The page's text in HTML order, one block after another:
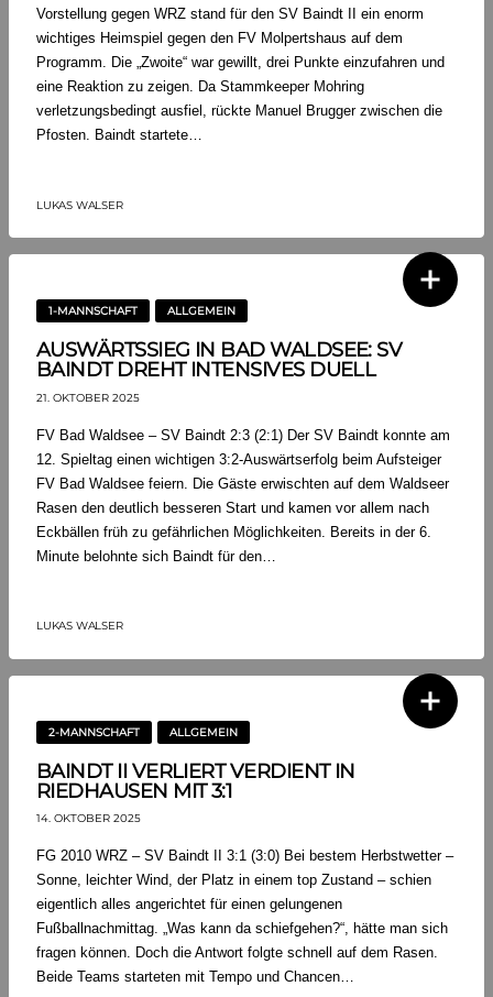
Vorstellung gegen WRZ stand für den SV Baindt II ein enorm
wichtiges Heimspiel gegen den FV Molpertshaus auf dem
Programm. Die „Zwoite“ war gewillt, drei Punkte einzufahren und
eine Reaktion zu zeigen. Da Stammkeeper Mohring
verletzungsbedingt ausfiel, rückte Manuel Brugger zwischen die
Pfosten. Baindt startete…
LUKAS WALSER
1-MANNSCHAFT ALLGEMEIN
AUSWÄRTSSIEG IN BAD WALDSEE: SV
BAINDT DREHT INTENSIVES DUELL
21. OKTOBER 2025
FV Bad Waldsee – SV Baindt 2:3 (2:1) Der SV Baindt konnte am
12. Spieltag einen wichtigen 3:2-Auswärtserfolg beim Aufsteiger
FV Bad Waldsee feiern. Die Gäste erwischten auf dem Waldseer
Rasen den deutlich besseren Start und kamen vor allem nach
Eckbällen früh zu gefährlichen Möglichkeiten. Bereits in der 6.
Minute belohnte sich Baindt für den…
LUKAS WALSER
2-MANNSCHAFT ALLGEMEIN
BAINDT II VERLIERT VERDIENT IN
RIEDHAUSEN MIT 3:1
14. OKTOBER 2025
FG 2010 WRZ – SV Baindt II 3:1 (3:0) Bei bestem Herbstwetter –
Sonne, leichter Wind, der Platz in einem top Zustand – schien
eigentlich alles angerichtet für einen gelungenen
Fußballnachmittag. „Was kann da schiefgehen?“, hätte man sich
fragen können. Doch die Antwort folgte schnell auf dem Rasen.
Beide Teams starteten mit Tempo und Chancen…